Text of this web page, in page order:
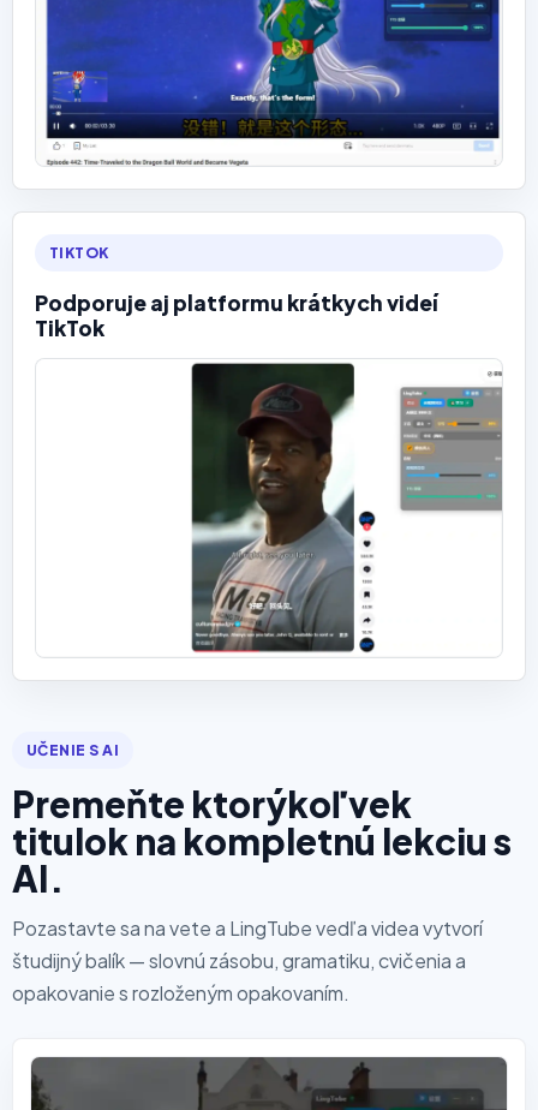
TIKTOK
Podporuje aj platformu krátkych videí
TikTok
UČENIE S AI
Premeňte ktorýkoľvek
titulok na kompletnú lekciu s
AI.
Pozastavte sa na vete a LingTube vedľa videa vytvorí
študijný balík — slovnú zásobu, gramatiku, cvičenia a
opakovanie s rozloženým opakovaním.